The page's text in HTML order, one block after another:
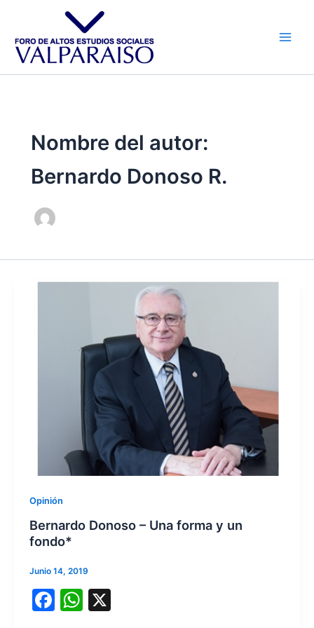
contenido
Nombre del autor:
Bernardo Donoso R.
Opinión
Bernardo Donoso – Una forma y un
fondo*
Junio 14, 2019
F W X